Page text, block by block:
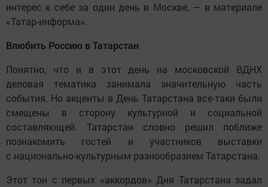
интерес к себе за один день в Москве, — в материале
«Татар-информа».
Влюбить Россию в Татарстан
Понятно, что и в этот день на московской ВДНХ
деловая тематика занимала значительную часть
события. Но акценты в День Татарстана все-таки были
смещены в сторону культурной и социальной
составляющей. Татарстан словно решил поближе
познакомить гостей и участников выставки
с национально-культурным разнообразием Татарстана.
Этот тон с первых «аккордов» Дня Татарстана задал